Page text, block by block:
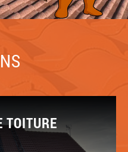
TOITURE